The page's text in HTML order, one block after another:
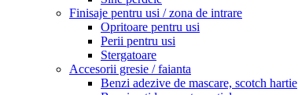
Finisaje pentru usi / zona de intrare
Opritoare pentru usi
Perii pentru usi
Stergatoare
Accesorii gresie / faianta
Benzi adezive de mascare, scotch hartie